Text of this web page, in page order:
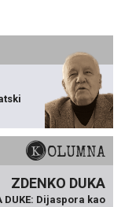
KOLUMNA
ZDENKO DUKA
DUKE: Dijaspora kao